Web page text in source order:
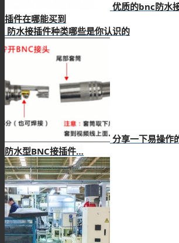
优质的bnc防水
插件在哪能买到
防水接插件种类哪些是你认识的
分享一下易操作
防水型BNC接插件…